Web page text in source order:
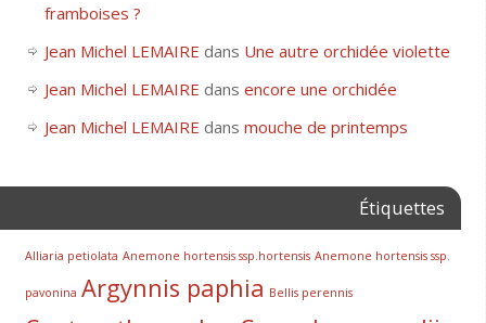
framboises ?
Jean Michel LEMAIRE dans Une autre orchidée violette
Jean Michel LEMAIRE dans encore une orchidée
Jean Michel LEMAIRE dans mouche de printemps
Étiquettes
Alliaria petiolata Anemone hortensis ssp.hortensis Anemone hortensis ssp.
pavonina Argynnis paphia Bellis perennis